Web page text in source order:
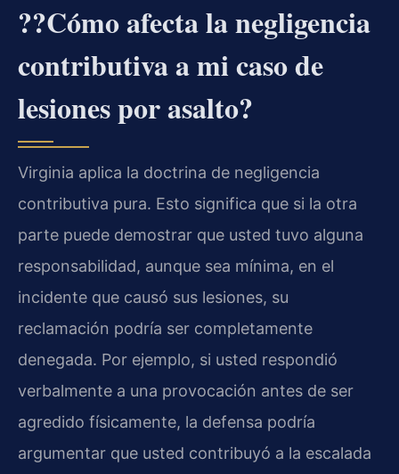
??Cómo afecta la negligencia
contributiva a mi caso de
lesiones por asalto?
Virginia aplica la doctrina de negligencia
contributiva pura. Esto significa que si la otra
parte puede demostrar que usted tuvo alguna
responsabilidad, aunque sea mínima, en el
incidente que causó sus lesiones, su
reclamación podría ser completamente
denegada. Por ejemplo, si usted respondió
verbalmente a una provocación antes de ser
agredido físicamente, la defensa podría
argumentar que usted contribuyó a la escalada